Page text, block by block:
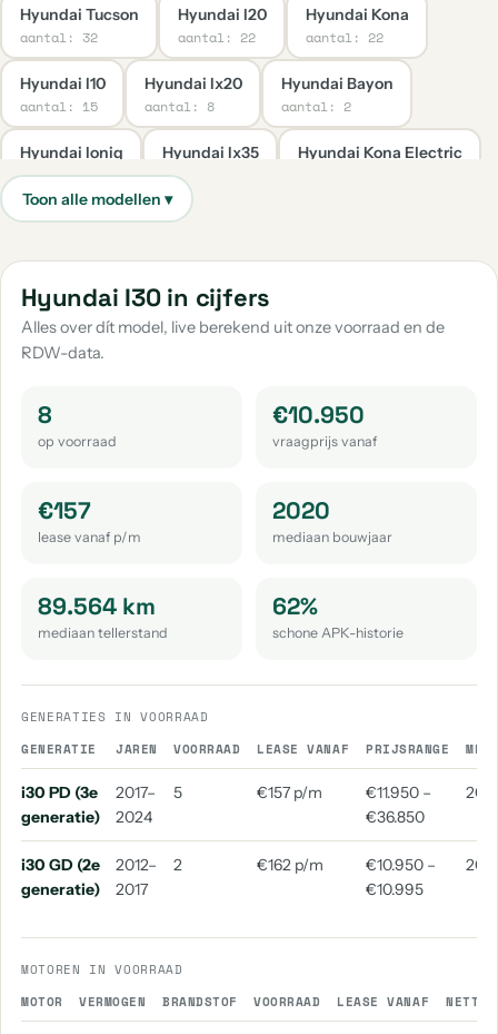
Hyundai Tucson
aantal: 32
Hyundai I20
aantal: 22
Hyundai Kona
aantal: 22
Hyundai I10
aantal: 15
Hyundai Ix20
aantal: 8
Hyundai Bayon
aantal: 2
Hyundai Ioniq
aantal: 2
Hyundai Ix35
aantal: 2
Hyundai Kona Electric
Hyundai H300 Hyundai I40
Hyundai Santa Fe
aantal: 1
Hyundai I30 in cijfers
Alles over dít model, live berekend uit onze voorraad en de
RDW-data.
8
op voorraad
€10.950
vraagprijs vanaf
€157
lease vanaf p/m
2020
mediaan bouwjaar
89.564 km
mediaan tellerstand
62%
schone APK-historie
GENERATIES IN VOORRAAD
GENERATIE
JAREN VOORRAAD LEASE VANAF PRIJSRANGE
i30 PD (3e
generatie)
2017–
2024
5 €157 p/m
€11.950 –
€36.850
i30 GD (2e
generatie)
2012–
2017
2 €162 p/m
€10.950 –
€10.995
2015
MOTOREN IN VOORRAAD
MOTOR
VERMOGEN BRANDSTOF VOORRAAD LEASE VANAF NETTO